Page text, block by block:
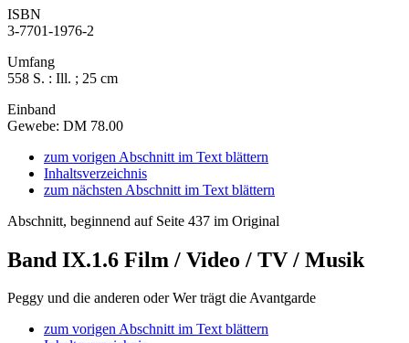
ISBN
3-7701-1976-2
Umfang
558 S. : Ill. ; 25 cm
Einband
Gewebe: DM 78.00
zum vorigen Abschnitt im Text blättern
Inhaltsverzeichnis
zum nächsten Abschnitt im Text blättern
Abschnitt, beginnend auf Seite 437 im Original
Band IX.1.6 Film / Video / TV / Musik
Peggy und die anderen oder Wer trägt die Avantgarde
zum vorigen Abschnitt im Text blättern